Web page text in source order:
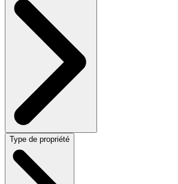
Type de propriété